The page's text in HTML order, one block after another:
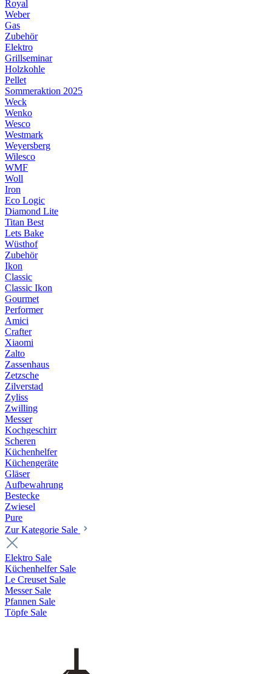
Royal
Weber
Gas
Zubehör
Elektro
Grillseminar
Holzkohle
Pellet
Sommeraktion 2025
Weck
Wenko
Wesco
Westmark
Weyersberg
Wilesco
WMF
Woll
Iron
Eco Logic
Diamond Lite
Titan Best
Lets Bake
Wüsthof
Zubehör
Ikon
Classic
Classic Ikon
Gourmet
Performer
Amici
Crafter
Xiaomi
Zalto
Zassenhaus
Zetzsche
Zilverstad
Zyliss
Zwilling
Messer
Kochgeschirr
Scheren
Küchenhelfer
Küchengeräte
Gläser
Aufbewahrung
Bestecke
Zwiesel
Pure
Zur Kategorie Sale
Elektro Sale
Küchenhelfer Sale
Le Creuset Sale
Messer Sale
Pfannen Sale
Töpfe Sale